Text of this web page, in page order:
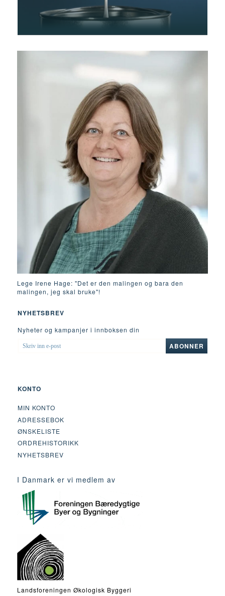
Lege Irene Hage: "Det er den malingen og bara den
malingen, jeg skal bruke"!
NYHETSBREV
Nyheter og kampanjer i innboksen din
SKRIV
INN
ABONNER
KONTO
MIN KONTO
ADRESSEBOK
ØNSKELISTE
ORDREHISTORIKK
NYHETSBREV
I Danmark er vi medlem av
Landsforeningen Økologisk Byggeri